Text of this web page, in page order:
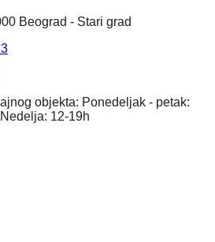
Beograd - Stari grad
objekta: Ponedeljak - petak:
12-19h